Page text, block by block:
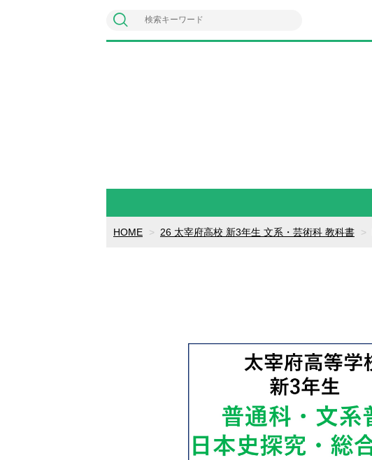
HOME 26 太宰府高校 新3年生 文系・芸術科 教科書